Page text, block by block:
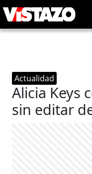
Actualidad
Alicia Keys
sin editar